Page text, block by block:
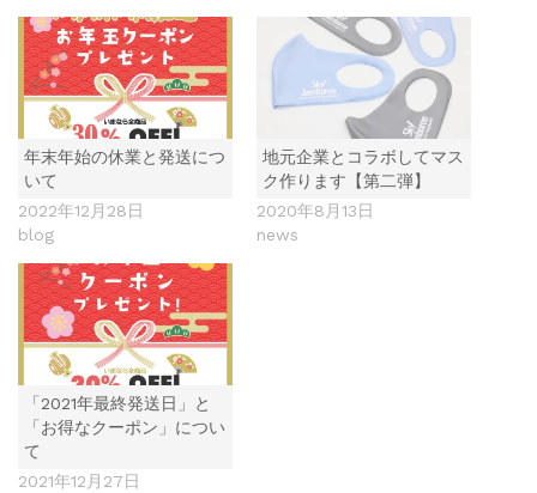
年末年始の休業と発送につ
いて
2022年12月28日
blog
地元企業とコラボしてマス
ク作ります【第二弾】
2020年8月13日
news
「2021年最終発送日」と
「お得なクーポン」につい
て
2021年12月27日